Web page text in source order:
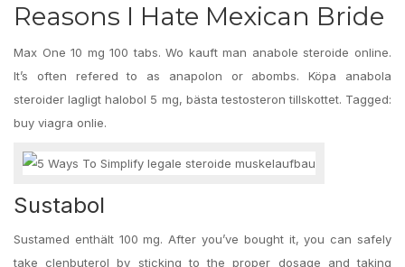
Reasons I Hate Mexican Bride
Max One 10 mg 100 tabs. Wo kauft man anabole steroide online.
It’s often refered to as anapolon or abombs. Köpa anabola
steroider lagligt halobol 5 mg, bästa testosteron tillskottet. Tagged:
buy viagra onlie.
Sustabol
Sustamed enthält 100 mg. After you’ve bought it, you can safely
take clenbuterol by sticking to the proper dosage and taking